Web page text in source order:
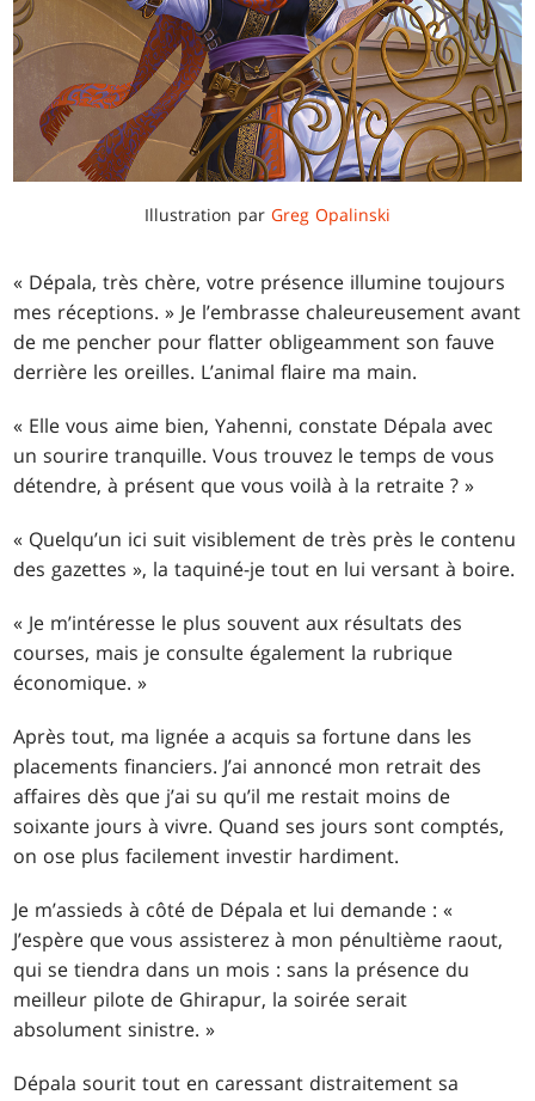
Illustration par Greg Opalinski
« Dépala, très chère, votre présence illumine toujours
mes réceptions. » Je l’embrasse chaleureusement avant
de me pencher pour flatter obligeamment son fauve
derrière les oreilles. L’animal flaire ma main.
« Elle vous aime bien, Yahenni, constate Dépala avec
un sourire tranquille. Vous trouvez le temps de vous
détendre, à présent que vous voilà à la retraite ? »
« Quelqu’un ici suit visiblement de très près le contenu
des gazettes », la taquiné-je tout en lui versant à boire.
« Je m’intéresse le plus souvent aux résultats des
courses, mais je consulte également la rubrique
économique. »
Après tout, ma lignée a acquis sa fortune dans les
placements financiers. J’ai annoncé mon retrait des
affaires dès que j’ai su qu’il me restait moins de
soixante jours à vivre. Quand ses jours sont comptés,
on ose plus facilement investir hardiment.
Je m’assieds à côté de Dépala et lui demande : «
J’espère que vous assisterez à mon pénultième raout,
qui se tiendra dans un mois : sans la présence du
meilleur pilote de Ghirapur, la soirée serait
absolument sinistre. »
Dépala sourit tout en caressant distraitement sa